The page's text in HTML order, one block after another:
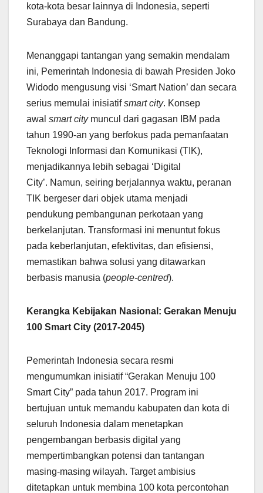
kota-kota besar lainnya di Indonesia, seperti
Surabaya dan Bandung.
Menanggapi tantangan yang semakin mendalam
ini, Pemerintah Indonesia di bawah Presiden Joko
Widodo mengusung visi ‘Smart Nation’ dan secara
serius memulai inisiatifsmart city. Konsep
awal smart citymuncul dari gagasan IBM pada
tahun 1990-an yang berfokus pada pemanfaatan
Teknologi Informasi dan Komunikasi (TIK),
menjadikannya lebih sebagai ‘Digital
City’. Namun, seiring berjalannya waktu, peranan
TIK bergeser dari objek utama menjadi
pendukung pembangunan perkotaan yang
berkelanjutan. Transformasi ini menuntut fokus
pada keberlanjutan, efektivitas, dan efisiensi,
memastikan bahwa solusi yang ditawarkan
berbasis manusia (people-centred).
Kerangka Kebijakan Nasional: Gerakan Menuju
100 Smart City (2017-2045)
Pemerintah Indonesia secara resmi
mengumumkan inisiatif “Gerakan Menuju 100
Smart City” pada tahun 2017. Program ini
bertujuan untuk memandu kabupaten dan kota di
seluruh Indonesia dalam menetapkan
pengembangan berbasis digital yang
mempertimbangkan potensi dan tantangan
masing-masing wilayah. Target ambisius
ditetapkan untuk membina 100 kota percontohan